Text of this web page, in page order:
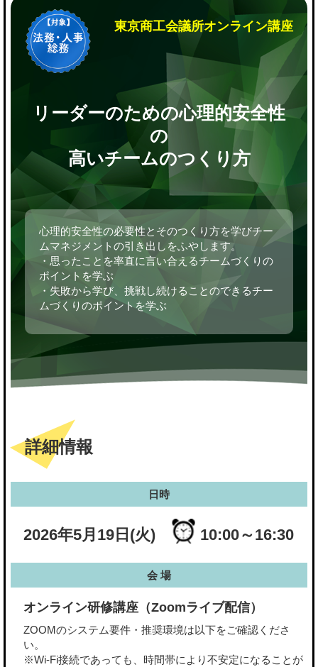
東京商工会議所オンライン講座
リーダーのための心理的安全性
の
高いチームのつくり方
心理的安全性の必要性とそのつくり方を学びチー
ムマネジメントの引き出しをふやします。
・思ったことを率直に言い合えるチームづくりの
ポイントを学ぶ
・失敗から学び、挑戦し続けることのできるチー
ムづくりのポイントを学ぶ
詳細情報
日時
2026年5月19日(火) 10:00～16:30
会 場
オンライン研修講座（Zoomライブ配信）
ZOOMのシステム要件・推奨環境は以下をご確認くださ
い。
※Wi-Fi接続であっても、時間帯により不安定になることが